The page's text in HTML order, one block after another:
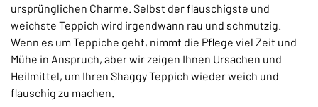
ursprünglichen Charme. Selbst der flauschigste und
weichste Teppich wird irgendwann rau und schmutzig.
Wenn es um Teppiche geht, nimmt die Pflege viel Zeit und
Mühe in Anspruch, aber wir zeigen Ihnen Ursachen und
Heilmittel, um Ihren Shaggy Teppich wieder weich und
flauschig zu machen.